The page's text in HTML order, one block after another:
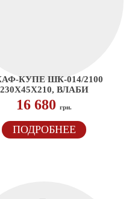
КУПЕ ШК-014/2100
230Х45Х210, ВЛАБИ
16 680 грн.
ПОДРОБНЕЕ